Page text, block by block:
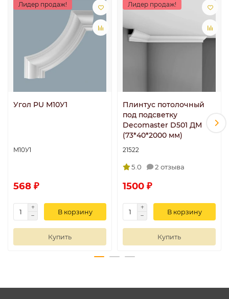
Лидер продаж!
Угол PU М10У1
М10У1
568 ₽
В корзину
Купить
Лидер продаж!
Плинтус потолочный
под подсветку
Decomaster D501 ДМ
(73*40*2000 мм)
21522
5.0 2 отзыва
1500 ₽
В корзину
Купить